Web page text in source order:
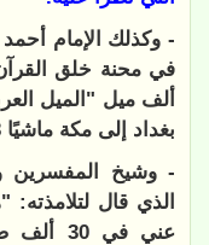
- وكذلك الإمام
بغداد إلى مكة ماشيًا 3 مرات.
- وشيخ المفسرين
الذي قال لتلامذته:
عني في